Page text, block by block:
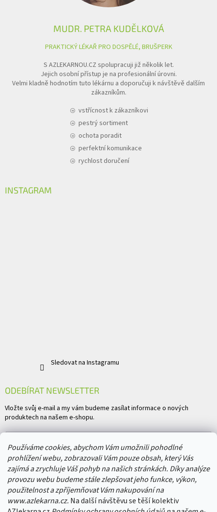
Používáme cookies, abychom Vám umožnili pohodlné
prohlížení webu, zobrazovali Vám pouze obsah, který Vás
zajímá a zrychluje Váš pohyb na našich stránkách. Díky analýze
provozu webu budeme stále zlepšovat jeho funkce, výkon,
použitelnost a zpříjemňovat Vám nakupování na
www.azlekarna.cz. Na další návštěvu se těší kolektiv
MUDR. PETRA KUDĚLKOVÁ
PRAKTICKÝ LÉKAŘ PRO DOSPĚLÉ, BRUŠPERK
S AZLEKARNOU.CZ spolupracuji již několik let.
Jejich osobní přístup je na profesionální úrovni.
Velmi kladně hodnotím tuto lékárnu a doporučuji k návštěvě dalším
zákazníkům.
vstřícnost k zákazníkovi
pestrý sortiment
ochota poradit
perfektní komunikace
rychlost doručení
INSTAGRAM
Sledovat na Instagramu
ODEBÍRAT NEWSLETTER
Vložte svůj e-mail a my vám budeme zasílat informace o nových
produktech na našem e-shopu.
Vložením e-mailu souhlasíte spodmínkami ochrany osobních údajů
PŘIHLÁSIT SE